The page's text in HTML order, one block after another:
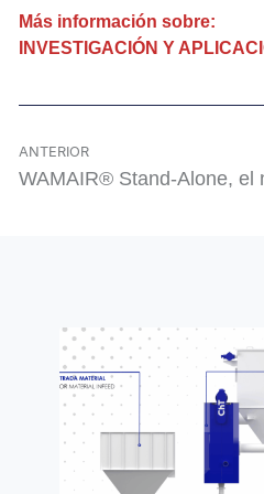
Más información sobre:
INVESTIGACIÓN Y
ANTERIOR
WAMAIR® Stand-Alone, el